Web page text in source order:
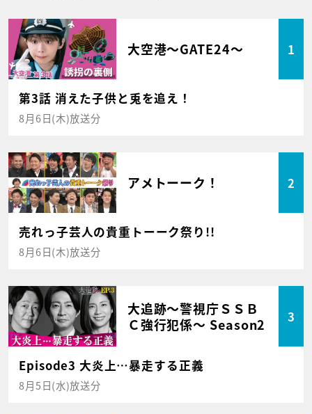
大空港～GATE24～ 1
第3話 消えた子供と兎を追え！
8月6日(木)放送分
アメトーーク！ 2
売れっ子芸人の貴重トーーク祭り!!
8月6日(木)放送分
大追跡～警視庁ＳＳＢ
Ｃ強行犯係～ Season2
3
Episode3 大炎上…暴走する正義
8月5日(水)放送分